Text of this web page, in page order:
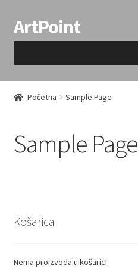
Preskoči
na
Skoči
do
ArtPoint
Uvjeti prodaje
Početna Sample Page
Sample Page
Košarica
Nema proizvoda u košarici.